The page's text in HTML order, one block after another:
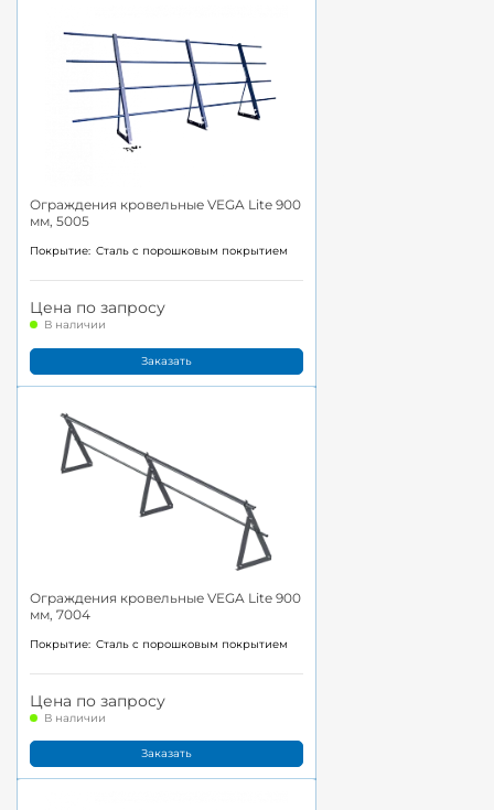
Ограждения кровельные VEGA Lite 900
мм, 5005
Покрытие: Cталь с порошковым покрытием
Цена по запросу
В наличии
Заказать
Ограждения кровельные VEGA Lite 900
мм, 7004
Покрытие: Cталь с порошковым покрытием
Цена по запросу
В наличии
Заказать